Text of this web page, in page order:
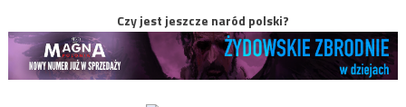
Czy jest jeszcze naród polski?